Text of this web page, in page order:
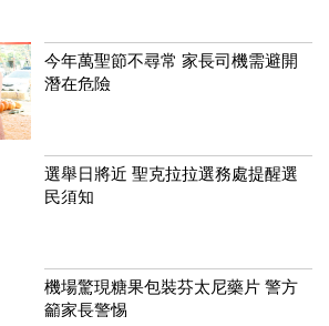
今年萬聖節不尋常 家長司機需避開
潛在危險
選舉日將近 聖克拉拉選務處提醒選
民須知
機場驚現糖果包裝芬太尼藥片 警方
籲家長警惕